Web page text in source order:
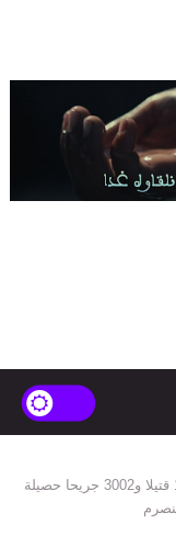
19 قتيلا و3002 جريحا حصيلة